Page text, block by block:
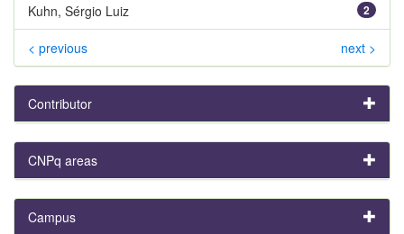
2
Kuhn, Sérgio Luiz
< previous next >
Contributor
CNPq areas
Campus